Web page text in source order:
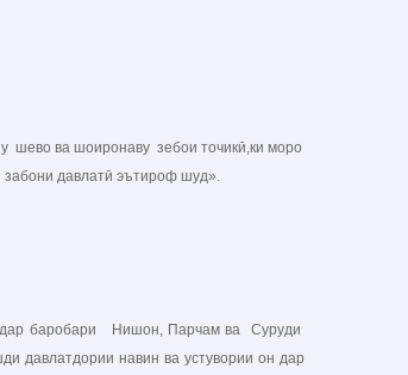
шево ва шоиронаву зебои точикӣ,ки моро
давлатӣ эътироф шуд».
баробари Нишон, Парчам ва Суруди
навин ва устувории он дар